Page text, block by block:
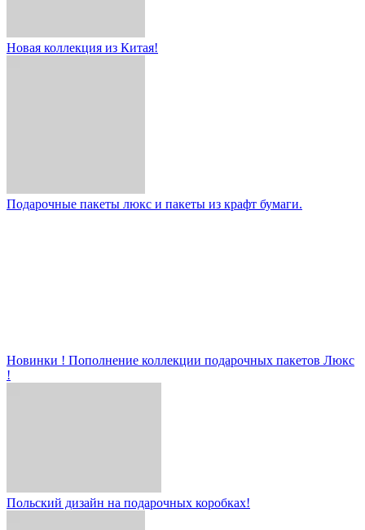
Новая коллекция из Китая!
Подарочные пакеты люкс и пакеты из крафт бумаги.
Новинки ! Пополнение коллекции подарочных пакетов Люкс
!
Польский дизайн на подарочных коробках!